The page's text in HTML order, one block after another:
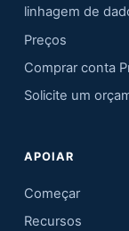
linhagem de
Preços
Comprar conta
Solicite um
APOIAR
Começar
Recursos